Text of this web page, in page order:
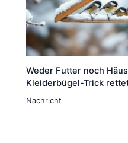
Weder Futter noch
Kleiderbügel-Trick
Nachricht